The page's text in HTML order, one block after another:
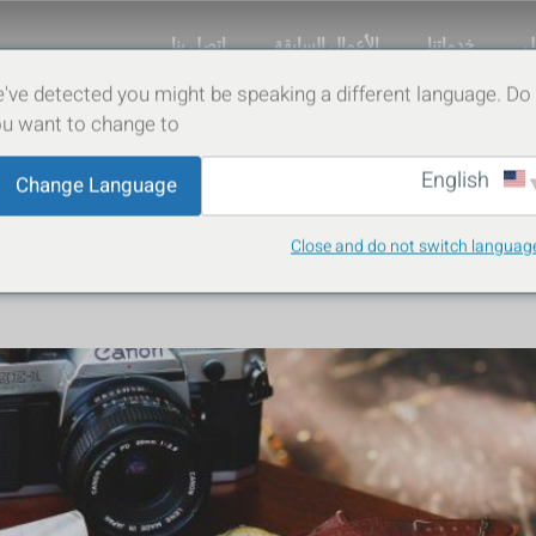
خدماتنا الأعمال السابقة اتصل بنا
Senior
Top 5 ERP Systems
Maximizing
detected you might be speaking a different language. Do
want to change to:
Change Language
Close and do not switch